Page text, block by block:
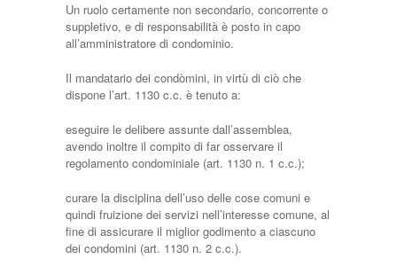
Un ruolo certamente non secondario, concorrente o
suppletivo, e di responsabilità è posto in capo
all’amministratore di condominio.
Il mandatario dei condòmini, in virtù di ciò che
dispone l’art. 1130 c.c. è tenuto a:
eseguire le delibere assunte dall’assemblea,
avendo inoltre il compito di far osservare il
regolamento condominiale (art. 1130 n. 1 c.c.);
curare la disciplina dell’uso delle cose comuni e
quindi fruizione dei servizi nell’interesse comune, al
fine di assicurare il miglior godimento a ciascuno
dei condomini (art. 1130 n. 2 c.c.).